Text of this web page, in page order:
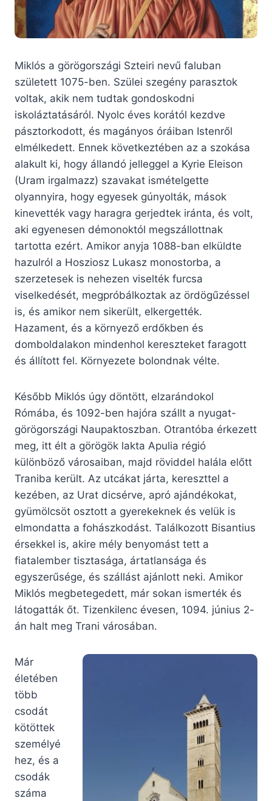
Miklós a görögországi Szteiri nevű faluban
született 1075-ben. Szülei szegény parasztok
voltak, akik nem tudtak gondoskodni
iskoláztatásáról. Nyolc éves korától kezdve
pásztorkodott, és magányos óráiban Istenről
elmélkedett. Ennek következtében az a szokása
alakult ki, hogy állandó jelleggel a Kyrie Eleison
(Uram irgalmazz) szavakat ismételgette
olyannyira, hogy egyesek gúnyolták, mások
kinevették vagy haragra gerjedtek iránta, és volt,
aki egyenesen démonoktól megszállottnak
tartotta ezért. Amikor anyja 1088-ban elküldte
hazulról a Hosziosz Lukasz monostorba, a
szerzetesek is nehezen viselték furcsa
viselkedését, megpróbálkoztak az ördögűzéssel
is, és amikor nem sikerült, elkergették.
Hazament, és a környező erdőkben és
domboldalakon mindenhol kereszteket faragott
és állított fel. Környezete bolondnak vélte.
Később Miklós úgy döntött, elzarándokol
Rómába, és 1092-ben hajóra szállt a nyugat-
görögországi Naupaktoszban. Otrantóba érkezett
meg, itt élt a görögök lakta Apulia régió
különböző városaiban, majd röviddel halála előtt
Traniba került. Az utcákat járta, kereszttel a
kezében, az Urat dicsérve, apró ajándékokat,
gyümölcsöt osztott a gyerekeknek és velük is
elmondatta a fohászkodást. Találkozott Bisantius
érsekkel is, akire mély benyomást tett a
fiatalember tisztasága, ártatlansága és
egyszerűsége, és szállást ajánlott neki. Amikor
Miklós megbetegedett, már sokan ismerték és
látogatták őt. Tizenkilenc évesen, 1094. június 2-
án halt meg Trani városában.
Már
életében
több
csodát
kötöttek
személyé
hez, és a
csodák
száma